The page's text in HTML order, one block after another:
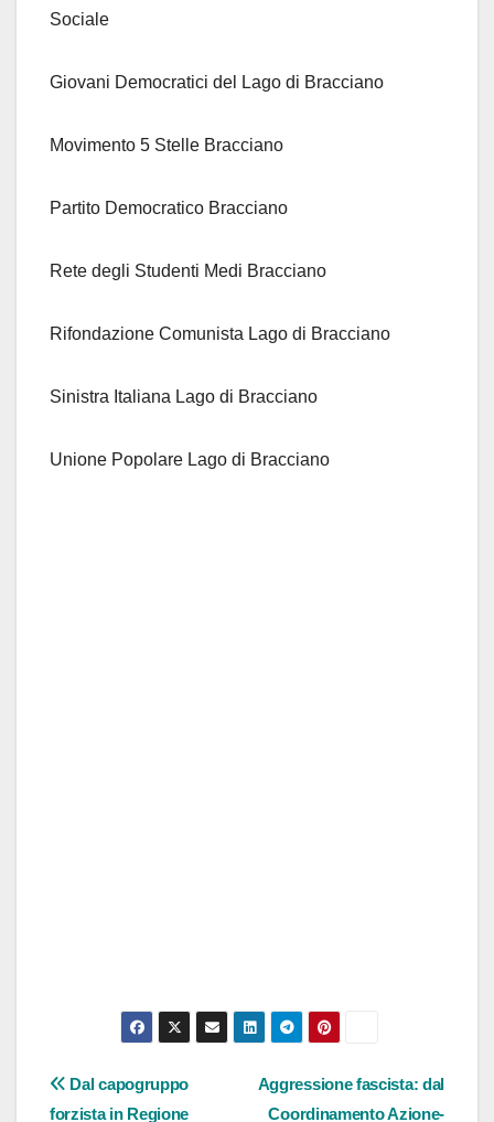
Sociale
Giovani Democratici del Lago di Bracciano
Movimento 5 Stelle Bracciano
Partito Democratico Bracciano
Rete degli Studenti Medi Bracciano
Rifondazione Comunista Lago di Bracciano
Sinistra Italiana Lago di Bracciano
Unione Popolare Lago di Bracciano
Navigazione
Aggressione fascista: dal
Coordinamento Azione-
Dal capogruppo
forzista in Regione